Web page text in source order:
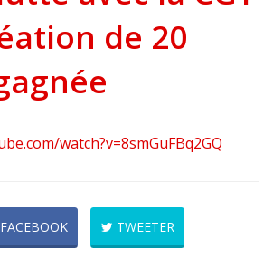
de 20
watch?v=8smGuFBq2GQ
TWEETER